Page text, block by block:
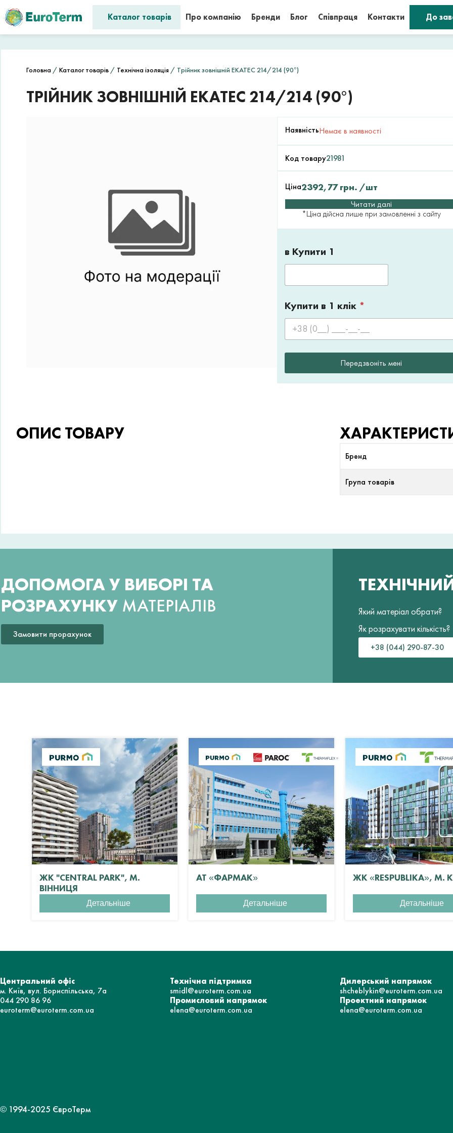
Каталог товарів Про компанію Бренди Блог Співпраця Контакти До
Головна / Каталог товарів / Технічна ізоляція / Трійник зовнішній EKATEC 214/214 (90°)
ТРІЙНИК ЗОВНІШНІЙ EKATEC 214/214 (90°)
НаявністьНемає в наявності
Код товару21981
Ціна2392,77грн. /шт
Читати далі
*Ціна дійсна лише при замовленні з сайту
в Купити 1
Купити в 1 клік *
Передзвоніть мені
ОПИС ТОВАРУ
Бренд
Група товарів
ДОПОМОГА У ВИБОРІ ТА
РОЗРАХУНКУ МАТЕРІАЛІВ
Замовити прорахунок
Який матеріал обрати?
Як розрахувати кількість?
+38 (044) 290-87-30
ЖК "CENTRAL PARK", М.
ВІННИЦЯ
Детальніше
АТ «ФАРМАК»
Детальніше
ЖК «RESPUBLIKA», М.
Детальніше
Центральний офіс
м. Київ, вул. Бориспільська, 7а
044 290 86 96
euroterm@euroterm.com.ua
Технічна підтримка
smidl@euroterm.com.ua
Промисловий напрямок
elena@euroterm.com.ua
Дилерський напрямок
shcheblykin@euroterm.com.ua
Проектний напрямок
elena@euroterm.com.ua
© 1994-2025 ЄвроТерм